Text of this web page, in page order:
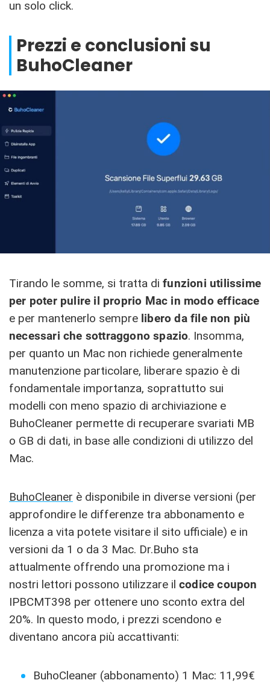
un solo click.
Prezzi e conclusioni su
BuhoCleaner
Tirando le somme, si tratta di funzioni utilissime
per poter pulire il proprio Mac in modo efficace
e per mantenerlo sempre libero da file non più
necessari che sottraggono spazio. Insomma,
per quanto un Mac non richiede generalmente
manutenzione particolare, liberare spazio è di
fondamentale importanza, soprattutto sui
modelli con meno spazio di archiviazione e
BuhoCleaner permette di recuperare svariati MB
o GB di dati, in base alle condizioni di utilizzo del
Mac.
BuhoCleaner è disponibile in diverse versioni (per
approfondire le differenze tra abbonamento e
licenza a vita potete visitare il sito ufficiale) e in
versioni da 1 o da 3 Mac. Dr.Buho sta
attualmente offrendo una promozione ma i
nostri lettori possono utilizzare il codice coupon
IPBCMT398 per ottenere uno sconto extra del
20%. In questo modo, i prezzi scendono e
diventano ancora più accattivanti:
BuhoCleaner (abbonamento) 1 Mac: 11,99€